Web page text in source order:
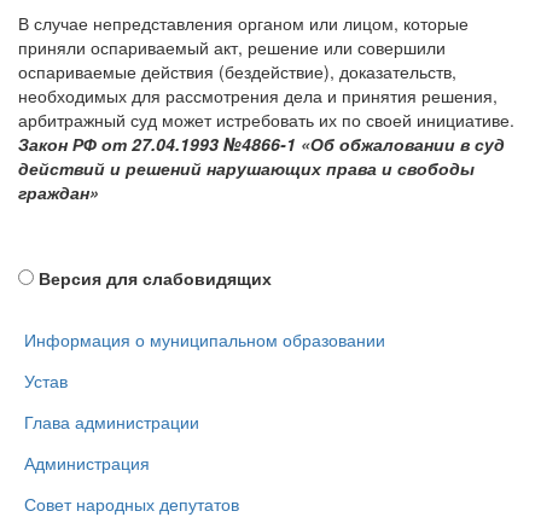
В случае непредставления органом или лицом, которые
приняли оспариваемый акт, решение или совершили
оспариваемые действия (бездействие), доказательств,
необходимых для рассмотрения дела и принятия решения,
арбитражный суд может истребовать их по своей инициативе.
Закон РФ от 27.04.1993 №4866-1 «Об обжаловании в суд
действий и решений нарушающих права и свободы
граждан»
Версия для слабовидящих
Информация о муниципальном образовании
Устав
Глава администрации
Администрация
Совет народных депутатов